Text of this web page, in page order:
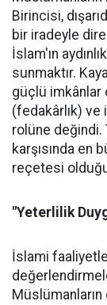
Birincisi,
bir iradeyle
İslam'ın
sunmaktır.
güçlü imkânlar
(fedakârlık) ve
rolüne değindi.
karşısında en
reçetesi
"Yeterlilik
İslami